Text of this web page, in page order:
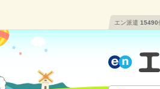
エン派遣 15490